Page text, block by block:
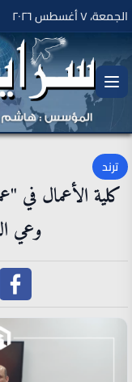
الجمعة، ٧ أغسطس ٢٠٢٦
ترند
كلية الأعمال في
وعي